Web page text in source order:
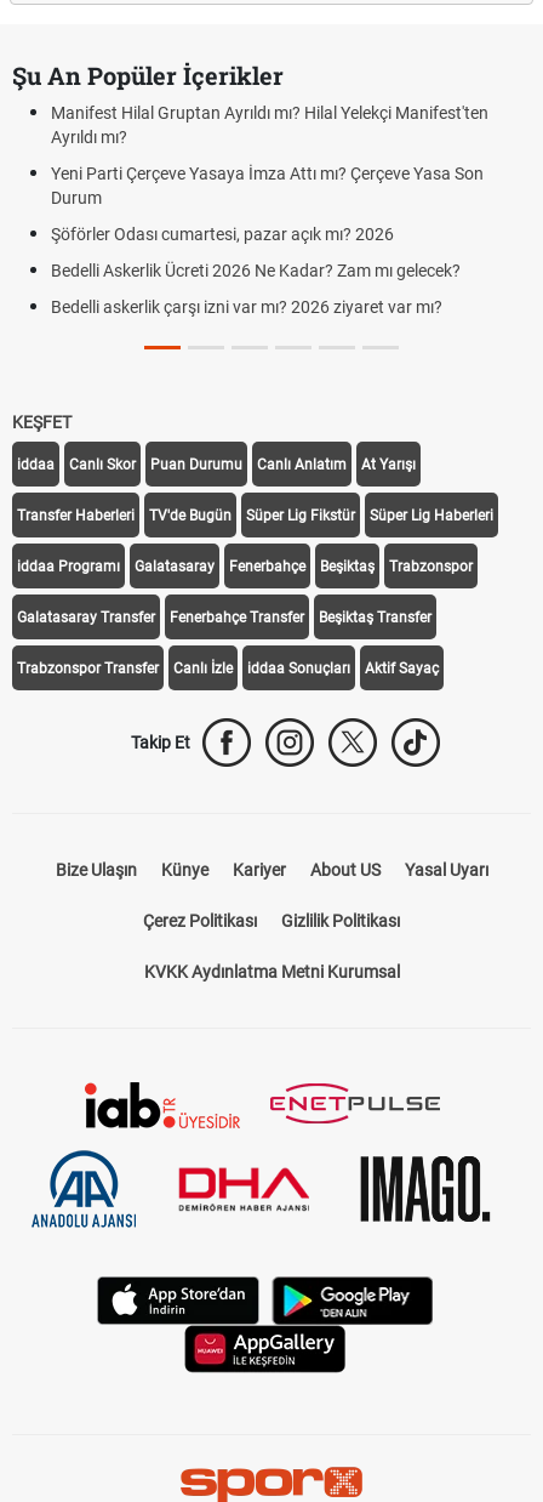
Şu An Popüler İçerikler
Manifest Hilal Gruptan Ayrıldı mı? Hilal Yelekçi Manifest'ten
Ayrıldı mı?
Yeni Parti Çerçeve Yasaya İmza Attı mı? Çerçeve Yasa Son
Durum
Şöförler Odası cumartesi, pazar açık mı? 2026
Bedelli Askerlik Ücreti 2026 Ne Kadar? Zam mı gelecek?
Bedelli askerlik çarşı izni var mı? 2026 ziyaret var mı?
KEŞFET
iddaa Canlı Skor Puan Durumu Canlı Anlatım At Yarışı
Transfer Haberleri TV'de Bugün Süper Lig Fikstür Süper Lig Haberleri
iddaa Programı Galatasaray Fenerbahçe Beşiktaş Trabzonspor
Galatasaray Transfer Fenerbahçe Transfer Beşiktaş Transfer
Trabzonspor Transfer Canlı İzle iddaa Sonuçları Aktif Sayaç
Takip Et
Bize Ulaşın Künye Kariyer About US Yasal Uyarı
Çerez Politikası Gizlilik Politikası
KVKK Aydınlatma Metni Kurumsal